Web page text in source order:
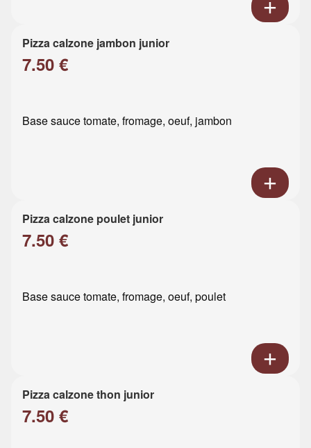
Pizza calzone jambon junior
7.50 €
Base sauce tomate, fromage, oeuf, jambon
Pizza calzone poulet junior
7.50 €
Base sauce tomate, fromage, oeuf, poulet
Pizza calzone thon junior
7.50 €